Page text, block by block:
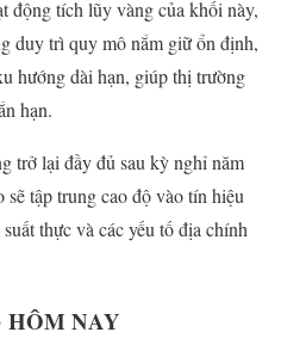
động tích lũy vàng của khối này,
duy trì quy mô nắm giữ ổn định,
hướng dài hạn, giúp thị trường
hạn.
trở lại đầy đủ sau kỳ nghỉ năm
tập trung cao độ vào tín hiệu
thực và các yếu tố địa chính
HÔM NAY